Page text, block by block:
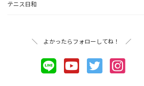
テニス日和
＼ よかったらフォローしてね！ ／